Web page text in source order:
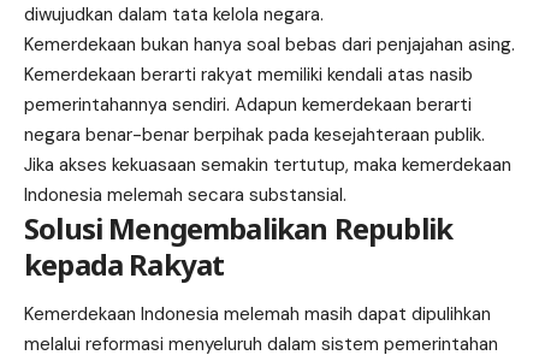
diwujudkan dalam tata kelola negara.
Kemerdekaan bukan hanya soal bebas dari penjajahan asing.
Kemerdekaan berarti rakyat memiliki kendali atas nasib
pemerintahannya sendiri. Adapun kemerdekaan berarti
negara benar-benar berpihak pada kesejahteraan publik.
Jika akses kekuasaan semakin tertutup, maka kemerdekaan
Indonesia melemah secara substansial.
Solusi Mengembalikan Republik
kepada Rakyat
Kemerdekaan Indonesia melemah masih dapat dipulihkan
melalui reformasi menyeluruh dalam sistem pemerintahan